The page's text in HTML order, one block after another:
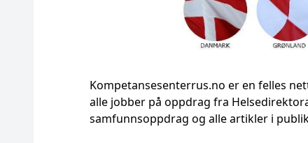
Kompetansesenterrus.no er en felles
alle jobber på oppdrag fra
samfunnsoppdrag og alle artikler i